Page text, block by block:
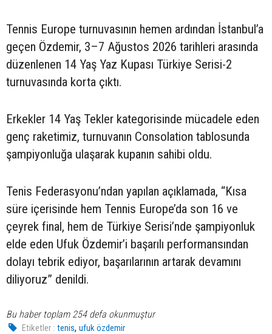
Tennis Europe turnuvasının hemen ardından İstanbul’a
geçen Özdemir, 3–7 Ağustos 2026 tarihleri arasında
düzenlenen 14 Yaş Yaz Kupası Türkiye Serisi-2
turnuvasında korta çıktı.
Erkekler 14 Yaş Tekler kategorisinde mücadele eden
genç raketimiz, turnuvanın Consolation tablosunda
şampiyonluğa ulaşarak kupanın sahibi oldu.
Tenis Federasyonu’ndan yapılan açıklamada, “Kısa
süre içerisinde hem Tennis Europe’da son 16 ve
çeyrek final, hem de Türkiye Serisi’nde şampiyonluk
elde eden Ufuk Özdemir’i başarılı performansından
dolayı tebrik ediyor, başarılarının artarak devamını
diliyoruz” denildi.
Bu haber toplam 254 defa okunmuştur
Etiketler : tenis,ufuk özdemir